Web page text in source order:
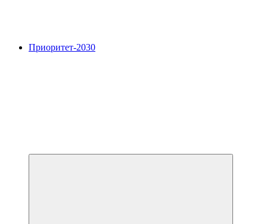
Приоритет-2030